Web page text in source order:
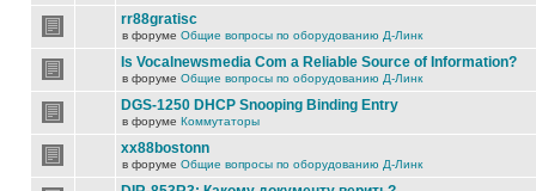
rr88gratisc
в форуме Общие вопросы по оборудованию Д-Линк
Is Vocalnewsmedia Com a Reliable Source of Information?
в форуме Общие вопросы по оборудованию Д-Линк
DGS-1250 DHCP Snooping Binding Entry
в форуме Коммутаторы
xx88bostonn
в форуме Общие вопросы по оборудованию Д-Линк